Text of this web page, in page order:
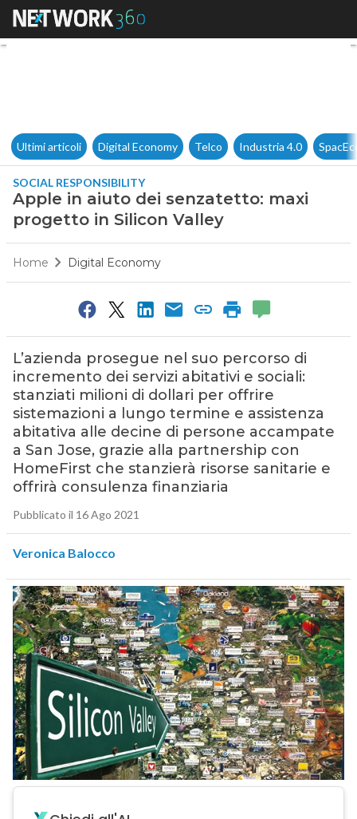
Apple in aiuto dei
Ultimi articoli Digital Economy Telco Industria 4.0
SOCIAL RESPONSIBILITY
Apple in aiuto dei senzatetto: maxi
progetto in Silicon Valley
Home Digital Economy
L’azienda prosegue nel suo percorso di
incremento dei servizi abitativi e sociali:
stanziati milioni di dollari per offrire
sistemazioni a lungo termine e assistenza
abitativa alle decine di persone accampate
a San Jose, grazie alla partnership con
HomeFirst che stanzierà risorse sanitarie e
offrirà consulenza finanziaria
Pubblicato il 16 Ago 2021
Veronica Balocco